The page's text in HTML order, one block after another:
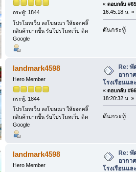
กระทู้: 1844
โปรโมทเว็บ ลงโฆษณา ให้ยอดคลิ๊
กสินค้ามากขึ้น รับโปรโมทเว็บ ติด
Google
« ตอบกลับ
16:45:18 น. »
ดันกระทู้
landmark4598
Hero Member
กระทู้: 1844
โปรโมทเว็บ ลงโฆษณา ให้ยอดคลิ๊
กสินค้ามากขึ้น รับโปรโมทเว็บ ติด
Google
Re: พั
อากา
โรงเรือนแ
« ตอบกลับ
18:20:32 น. »
ดันกระทู้
landmark4598
Hero Member
Re:
อากา
โรงเรือนแ